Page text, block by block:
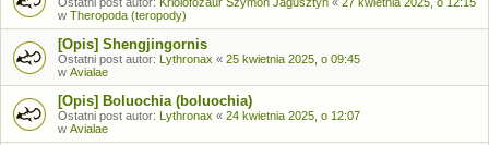
w Theropoda (teropody)
[Opis] Shengjingornis
Ostatni post autor: Lythronax « 25 kwietnia 2025, o 09:45
w Avialae
[Opis] Boluochia (boluochia)
Ostatni post autor: Lythronax « 24 kwietnia 2025, o 12:07
w Avialae